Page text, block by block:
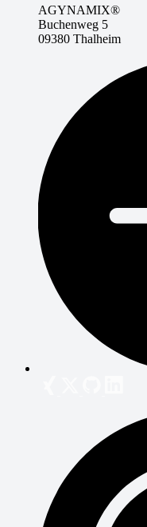
AGYNAMIX®
Buchenweg 5
09380 Thalheim